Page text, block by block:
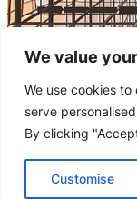
We value
We use cookies
serve
By clicking
Customise
Tel.